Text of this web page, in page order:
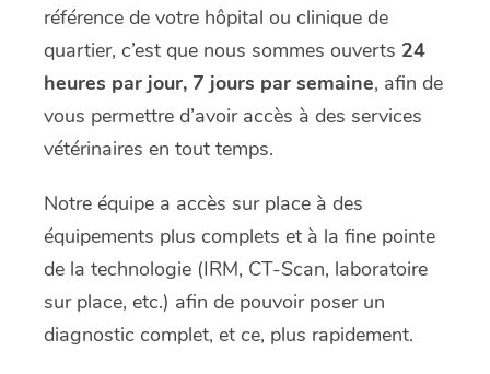
référence de votre hôpital ou clinique de
quartier, c’est que nous sommes ouverts 24
heures par jour, 7 jours par semaine, afin de
vous permettre d’avoir accès à des services
vétérinaires en tout temps.
Notre équipe a accès sur place à des
équipements plus complets et à la fine pointe
de la technologie (IRM, CT-Scan, laboratoire
sur place, etc.) afin de pouvoir poser un
diagnostic complet, et ce, plus rapidement.